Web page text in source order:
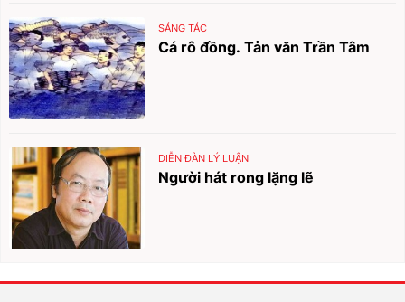
SÁNG TÁC
Cá rô đồng. Tản văn Trần Tâm
DIỄN ĐÀN LÝ LUẬN
Người hát rong lặng lẽ